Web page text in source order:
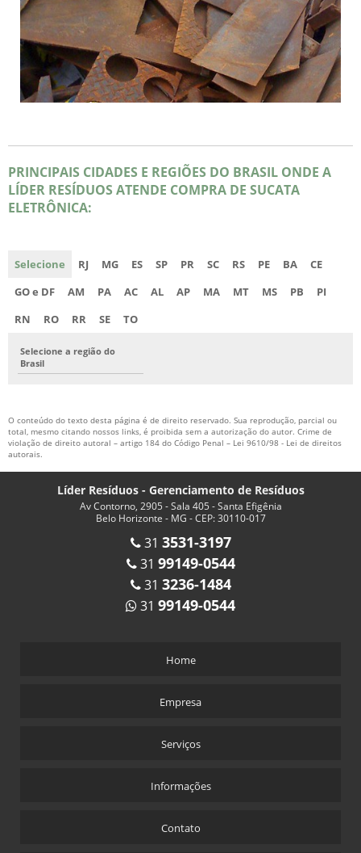
PRINCIPAIS CIDADES E REGIÕES DO BRASIL ONDE A
LÍDER RESÍDUOS ATENDE COMPRA DE SUCATA
ELETRÔNICA:
Selecione RJ MG ES SP PR SC RS PE BA
CE
GO e DF
AM PA AC AL AP MA MT MS PB
PI
RN
RO RR SE TO
Selecione a região do
Brasil
O conteúdo do texto desta página é de direito reservado. Sua reprodução, parcial ou
total, mesmo citando nossos links, é proibida sem a autorização do autor. Crime de
violação de direito autoral – artigo 184 do Código Penal – Lei 9610/98 - Lei de direitos
autorais.
Líder Resíduos - Gerenciamento de Resíduos
Av Contorno, 2905 - Sala 405 - Santa Efigênia
Belo Horizonte - MG - CEP: 30110-017
31 3531-3197
31 99149-0544
31 3236-1484
31 99149-0544
Home
Empresa
Serviços
Informações
Contato